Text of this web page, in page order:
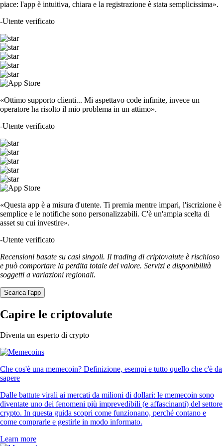
piace: l'app è intuitiva, chiara e la registrazione è stata semplicissima».
-Utente verificato
«Ottimo supporto clienti... Mi aspettavo code infinite, invece un
operatore ha risolto il mio problema in un attimo».
-Utente verificato
«Questa app è a misura d'utente. Ti premia mentre impari, l'iscrizione è
semplice e le notifiche sono personalizzabili. C'è un'ampia scelta di
asset su cui investire».
-Utente verificato
Recensioni basate su casi singoli. Il trading di criptovalute è rischioso
e può comportare la perdita totale del valore. Servizi e disponibilità
soggetti a variazioni regionali.
Scarica l'app
Capire le criptovalute
Diventa un esperto di crypto
Che cos'è una memecoin? Definizione, esempi e tutto quello che c'è da
sapere
Dalle battute virali ai mercati da milioni di dollari: le memecoin sono
diventate uno dei fenomeni più imprevedibili (e affascinanti) del settore
crypto. In questa guida scopri come funzionano, perché contano e
come comprarle e gestirle in modo informato.
Learn more